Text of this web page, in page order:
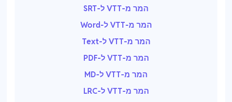
המר מ-VTT ל-SRT
המר מ-VTT ל-Word
המר מ-VTT ל-Text
המר מ-VTT ל-PDF
המר מ-VTT ל-MD
המר מ-VTT ל-LRC